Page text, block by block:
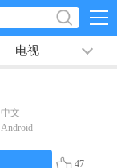
电视 排行榜
中文
Android
47